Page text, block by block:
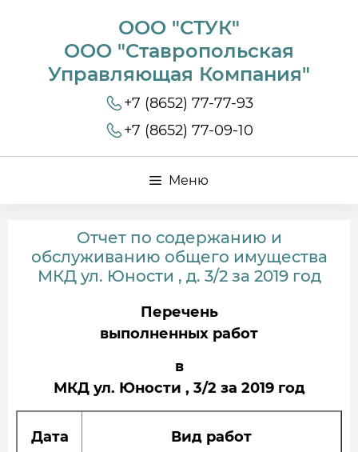
ООО "СТУК"
ООО "Ставропольская
Управляющая Компания"
+7 (8652) 77-77-93
+7 (8652) 77-09-10
Меню
Отчет по содержанию и
обслуживанию общего имущества
МКД ул. Юности , д. 3/2 за 2019 год
Перечень
выполненных работ
в
МКД ул. Юности , 3/2 за 2019 год
Дата Вид работ